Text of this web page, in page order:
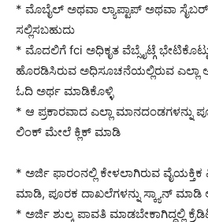
* ಮೊಬೈಲ್ ಅಥವಾ ಲ್ಯಾಪ್ಟಾಪ್ ಅಥವಾ
ಸಲ್ಲಿಸಬಹುದು
* ಮೊದಲಿಗೆ fci ಅಧಿಕೃತ ವೆಬ್ಸೈಟ್ಗೆ
ಹೊರಡಿಸಿರುವ ಅಧಿಸೂಚನೆಯಲ್ಲಿರುವ ಎಲ್ಲಾ
ಓದಿ ಅರ್ಥ ಮಾಡಿಕೊಳ್ಳಿ
* ಆ ಪ್ರಕಾರವಾದ ಎಲ್ಲಾ ಮಾನದಂಡಗಳನ್ನು
ಲಿಂಕ್ ಮೇಲೆ ಕ್ಲಿಕ್ ಮಾಡಿ
* ಅರ್ಜಿ ಫಾರಂನಲ್ಲಿ ಕೇಳಲಾಗಿರುವ
ಮಾಡಿ, ಪೂರಕ ದಾಖಲೆಗಳನ್ನು ಸ್ಕ್ಯಾನ್
* ಅರ್ಜಿ ಶುಲ್ಕ ಪಾವತಿ ಮಾಡಬೇಕಾಗಿದ್ದಲ್ಲಿ